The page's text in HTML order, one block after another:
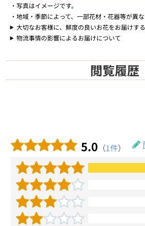
写真はイメージです。
地域・季節によって、一部花材・花器等が異な
大切なお客様に、鮮度の良いお花をお届けす
物流事情の影響によるお届けについて
閲覧履歴
5.0 （1件）